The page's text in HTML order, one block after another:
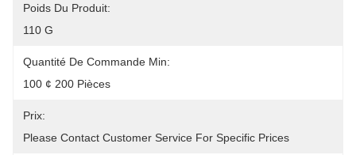
Poids Du Produit:
110 G
Quantité De Commande Min:
100 ¢ 200 Pièces
Prix:
Please Contact Customer Service For Specific Prices